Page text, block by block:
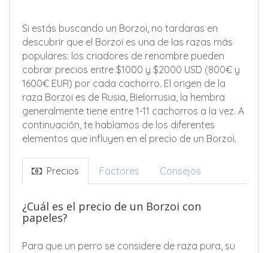
Si estás buscando un Borzoi, no tardaras en
descubrir que el Borzoi es una de las razas más
populares: los criadores de renombre pueden
cobrar precios entre $1000 y $2000 USD (800€ y
1600€ EUR) por cada cachorro. El origen de la
raza Borzoi es de Rusia, Bielorrusia, la hembra
generalmente tiene entre 1-11 cachorros a la vez. A
continuación, te hablamos de los diferentes
elementos que influyen en el precio de un Borzoi.
Precios Factores Consejos
¿Cuál es el precio de un Borzoi con
papeles?
Para que un perro se considere de raza pura, su